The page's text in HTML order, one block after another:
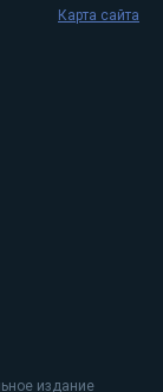
издание
Карта сайта